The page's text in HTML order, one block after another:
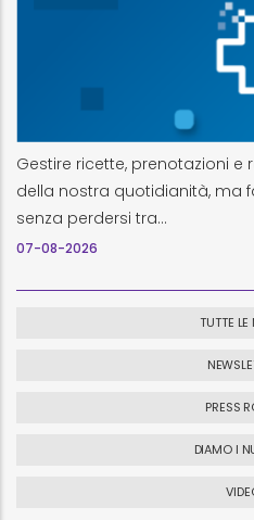
Gestire ricette, prenotazioni e
della nostra quotidianità, ma
senza perdersi tra…
07-08-2026
TUTTE LE
PRESS
DIAMO I